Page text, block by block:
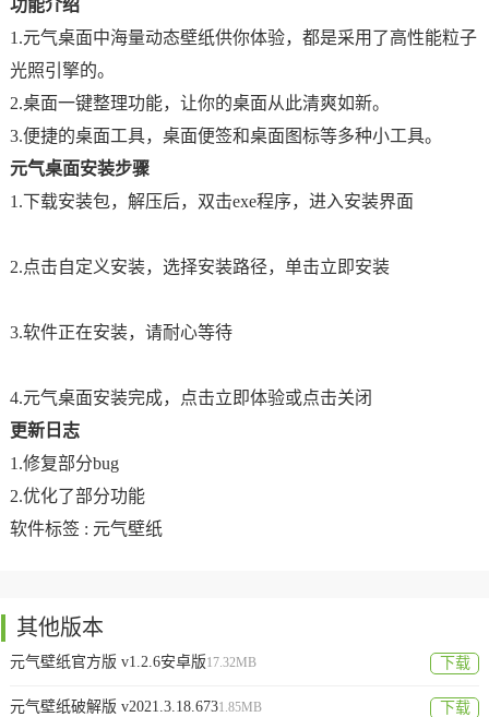
功能介绍
1.元气桌面中海量动态壁纸供你体验，都是采用了高性能粒子
光照引擎的。
2.桌面一键整理功能，让你的桌面从此清爽如新。
3.便捷的桌面工具，桌面便签和桌面图标等多种小工具。
元气桌面安装步骤
1.下载安装包，解压后，双击exe程序，进入安装界面
2.点击自定义安装，选择安装路径，单击立即安装
3.软件正在安装，请耐心等待
4.元气桌面安装完成，点击立即体验或点击关闭
更新日志
1.修复部分bug
2.优化了部分功能
软件标签 : 元气壁纸
其他版本
元气壁纸官方版 v1.2.6安卓版17.32MB 下载
元气壁纸破解版 v2021.3.18.6731.85MB 下载